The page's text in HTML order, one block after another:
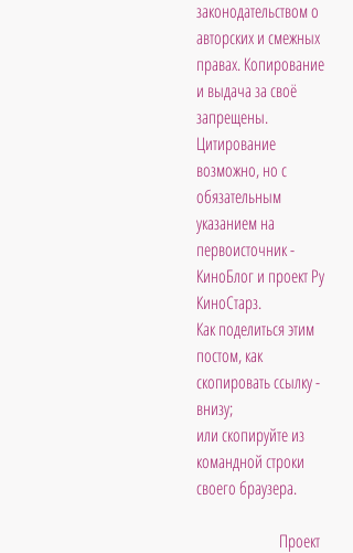
законодательством о
авторских и смежных
правах. Копирование
и выдача за своё
запрещены.
Цитирование
возможно, но с
обязательным
указанием на
первоисточник -
КиноБлог и проект Ру
КиноСтарз.
Как поделиться этим
постом, как
скопировать ссылку -
внизу;
или скопируйте из
командной строки
своего браузера.